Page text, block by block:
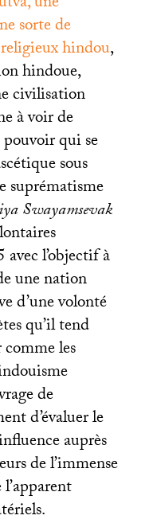
sorte de
hindou,
hindoue,
civilisation
à voir de
qui se
sous
suprématisme
Swayamsevak
l’objectif à
une nation
d’une volonté
qu’il tend
les
de
d’évaluer le
auprès
de l’immense